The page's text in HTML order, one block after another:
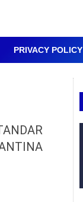
PRIVACY POLICY